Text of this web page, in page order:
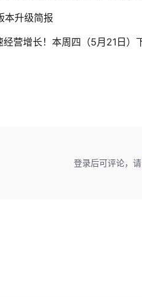
本升级简报
登录后可评论，请